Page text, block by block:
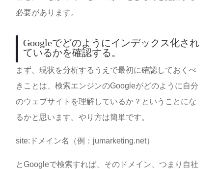
必要があります。
Googleでどのようにインデックス化され
ているかを確認する。
まず、現状を分析するうえで最初に確認しておくべ
きことは、検索エンジンのGoogleがどのように自分
のウェブサイトを理解しているか？ということにな
るかと思います。やり方は簡単です。
site:ドメイン名（例：jumarketing.net）
とGoogleで検索すれば、そのドメイン、つまり自社